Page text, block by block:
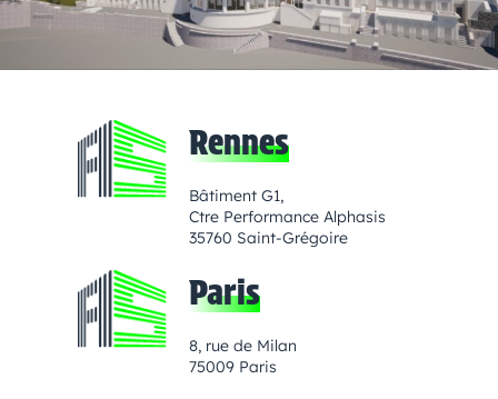
Rennes
Bâtiment G1,
Ctre Performance Alphasis
35760 Saint-Grégoire
Paris
8, rue de Milan
75009 Paris